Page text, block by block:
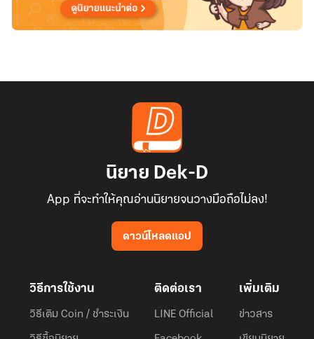
นิยาย Dek-D
App ที่จะทำให้คุณอ่านนิยายจนวางมือถือไม่ลง!
ดาวน์โหลดแอป
วิธีการใช้งาน
วิธีเติม Coin / ชำระเงิน
ติดต่อเรา
LINE Official
เพิ่มเติม
ข่าวสาร